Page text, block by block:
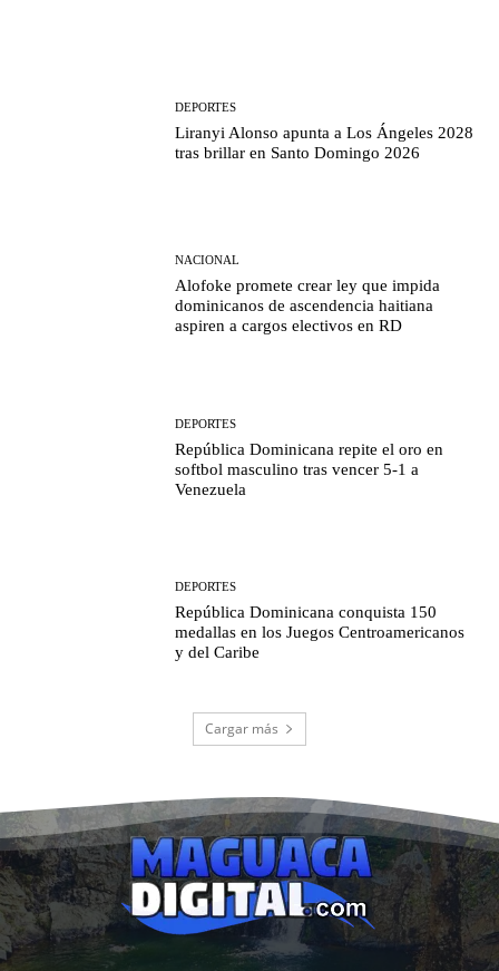
DEPORTES
Liranyi Alonso apunta a Los Ángeles 2028
tras brillar en Santo Domingo 2026
NACIONAL
Alofoke promete crear ley que impida
dominicanos de ascendencia haitiana
aspiren a cargos electivos en RD
DEPORTES
República Dominicana repite el oro en
softbol masculino tras vencer 5-1 a
Venezuela
DEPORTES
República Dominicana conquista 150
medallas en los Juegos Centroamericanos
y del Caribe
Cargar más